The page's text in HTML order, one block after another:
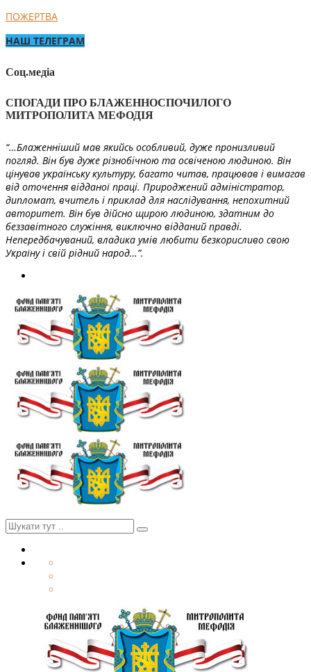
ПОЖЕРТВА
НАШ ТЕЛЕГРАМ
Соц.медіа
СПОГАДИ ПРО БЛАЖЕННОСПОЧИЛОГО
МИТРОПОЛИТА МЕФОДІЯ
“…Блаженніший мав якийсь особливий, дуже пронизливий
погляд. Він був дуже різнобічною та освіченою людиною. Він
цінував українську культуру, багато читав, працював і вимагав
від оточення відданої праці. Природжений адміністратор,
дипломат, вчитель і приклад для наслідування, непохитний
авторитет. Він був дійсно щирою людиною, здатним до
беззавітного служіння, виключно відданий правді.
Непередбачуваний, владика умів любити безкорисливо свою
Україну і свій рідний народ…”.